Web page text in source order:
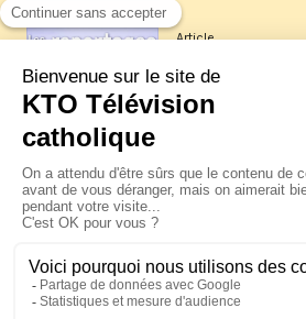
Article
Les reportages
La visite
XIV à Assise à
jeudi 6 août
Le pape en
Pérou du 6 au 17